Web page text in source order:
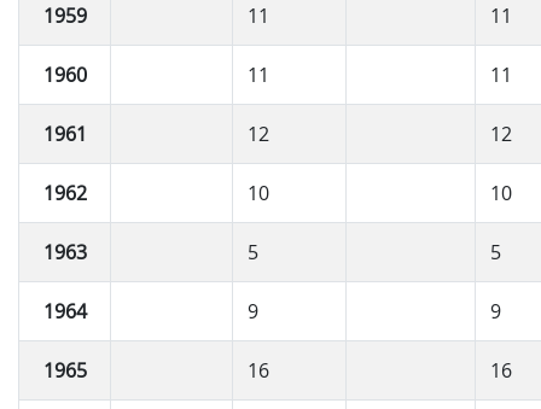
1959 11 11
1960 11 11
1961 12 12
1962 10 10
1963 5 5
1964 9 9
1965 16 16